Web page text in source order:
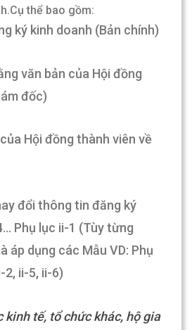
thể bao gồm:
ký kinh doanh (Bản chính)
văn bản của Hội đồng
đốc)
Hội đồng thành viên về
đổi thông tin đăng ký
Phụ lục ii-1 (Tùy từng
áp dụng các Mẫu VD: Phụ
2, ii-5, ii-6)
kinh tế, tổ chức khác, hộ gia